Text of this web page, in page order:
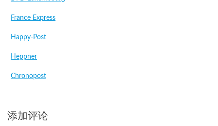
France Express
Happy-Post
Heppner
Chronopost
添加评论